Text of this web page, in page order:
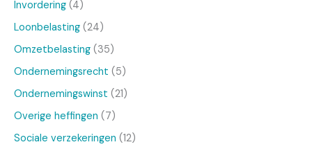
Invordering (4)
Loonbelasting (24)
Omzetbelasting (35)
Ondernemingsrecht (5)
Ondernemingswinst (21)
Overige heffingen (7)
Sociale verzekeringen (12)